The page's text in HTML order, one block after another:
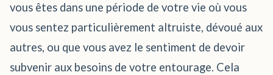
vous êtes dans une période de votre vie où vous
vous sentez particulièrement altruiste, dévoué aux
autres, ou que vous avez le sentiment de devoir
subvenir aux besoins de votre entourage. Cela